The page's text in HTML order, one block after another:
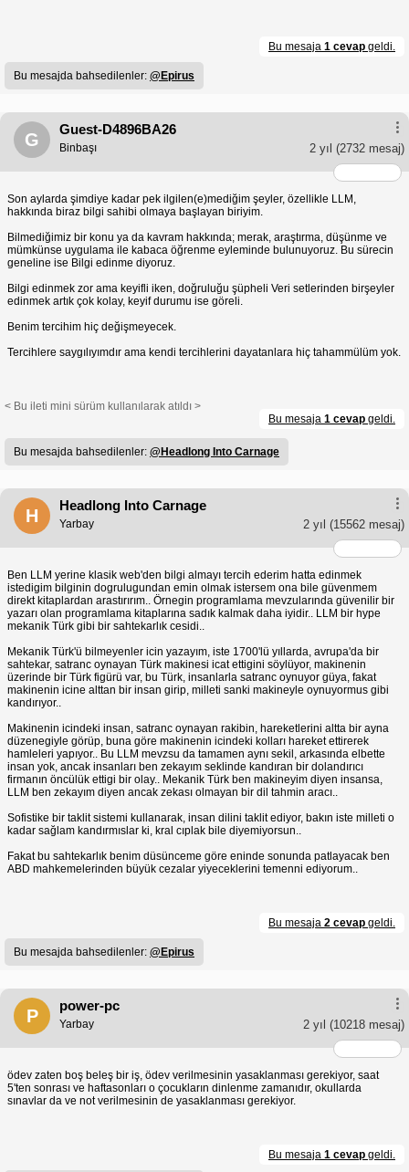
Bu mesaja 1 cevap geldi.
Bu mesajda bahsedilenler: @Epirus
G
Guest-D4896BA26
2 yıl (2732 mesaj)
Binbaşı
Son aylarda şimdiye kadar pek ilgilen(e)mediğim şeyler, özellikle LLM,
hakkında biraz bilgi sahibi olmaya başlayan biriyim.
Bilmediğimiz bir konu ya da kavram hakkında; merak, araştırma, düşünme ve
mümkünse uygulama ile kabaca öğrenme eyleminde bulunuyoruz. Bu sürecin
geneline ise Bilgi edinme diyoruz.
Bilgi edinmek zor ama keyifli iken, doğruluğu şüpheli Veri setlerinden birşeyler
edinmek artık çok kolay, keyif durumu ise göreli.
Benim tercihim hiç değişmeyecek.
Tercihlere saygılıyımdır ama kendi tercihlerini dayatanlara hiç tahammülüm yok.
< Bu ileti mini sürüm kullanılarak atıldı >
Bu mesaja 1 cevap geldi.
Bu mesajda bahsedilenler: @Headlong Into Carnage
H
Headlong Into Carnage
2 yıl (15562 mesaj)
Yarbay
Ben LLM yerine klasik web'den bilgi almayı tercih ederim hatta edinmek
istedigim bilginin dogrulugundan emin olmak istersem ona bile güvenmem
direkt kitaplardan arastırırım.. Örnegin programlama mevzularında güvenilir bir
yazarı olan programlama kitaplarına sadık kalmak daha iyidir.. LLM bir hype
mekanik Türk gibi bir sahtekarlık cesidi..
Mekanik Türk'ü bilmeyenler icin yazayım, iste 1700'lü yıllarda, avrupa'da bir
sahtekar, satranc oynayan Türk makinesi icat ettigini söylüyor, makinenin
üzerinde bir Türk figürü var, bu Türk, insanlarla satranc oynuyor güya, fakat
makinenin icine alttan bir insan girip, milleti sanki makineyle oynuyormus gibi
kandırıyor..
Makinenin icindeki insan, satranc oynayan rakibin, hareketlerini altta bir ayna
düzenegiyle görüp, buna göre makinenin icindeki kolları hareket ettirerek
hamleleri yapıyor.. Bu LLM mevzsu da tamamen aynı sekil, arkasında elbette
insan yok, ancak insanları ben zekayım seklinde kandıran bir dolandırıcı
firmanın öncülük ettigi bir olay.. Mekanik Türk ben makineyim diyen insansa,
LLM ben zekayım diyen ancak zekası olmayan bir dil tahmin aracı..
Sofistike bir taklit sistemi kullanarak, insan dilini taklit ediyor, bakın iste milleti o
kadar sağlam kandırmıslar ki, kral cıplak bile diyemiyorsun..
Fakat bu sahtekarlık benim düsünceme göre eninde sonunda patlayacak ben
ABD mahkemelerinden büyük cezalar yiyeceklerini temenni ediyorum..
Bu mesaja 2 cevap geldi.
Bu mesajda bahsedilenler: @Epirus
P
power-pc
2 yıl (10218 mesaj)
Yarbay
ödev zaten boş beleş bir iş, ödev verilmesinin yasaklanması gerekiyor, saat
5'ten sonrası ve haftasonları o çocukların dinlenme zamanıdır, okullarda
sınavlar da ve not verilmesinin de yasaklanması gerekiyor.
Bu mesaja 1 cevap geldi.